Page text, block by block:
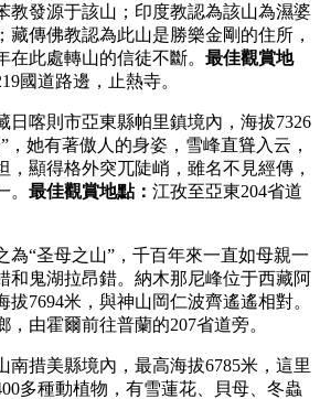
教發源于該山；印度教認為該山為濕婆
藏傳佛教認為此山是勝樂金剛的住所，
此處轉山的信徒不斷。 最佳觀賞地
國道路邊，止熱寺。
日喀則市亞東縣帕里鎮境內，海拔7326
，她有著傲人的身姿，雪峰直聳入云，
，顯得格外突兀陡峭，雖名不見經傳，
最佳觀賞地點： 江孜至亞東204省道
為“圣母之山”，千百年來一直如母親一
和鬼湖拉昂錯。納木那尼峰位于西藏阿
7694米，與神山岡仁波齊遙遙相對。
，由霍爾前往普蘭的207省道旁。
南措美縣境內，最高海拔6785米，這里
多種動植物，有雪蓮花、貝母、冬蟲